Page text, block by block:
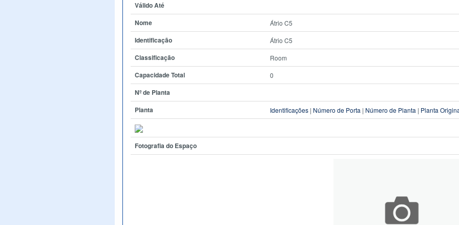
Válido Até
Nome
Átrio C5
Identificação Átrio C5
Classificação Room
Capacidade Total 0
Nº de Planta
Planta
Identificações | Número de Porta | Número de Planta | Planta
Fotografia do Espaço